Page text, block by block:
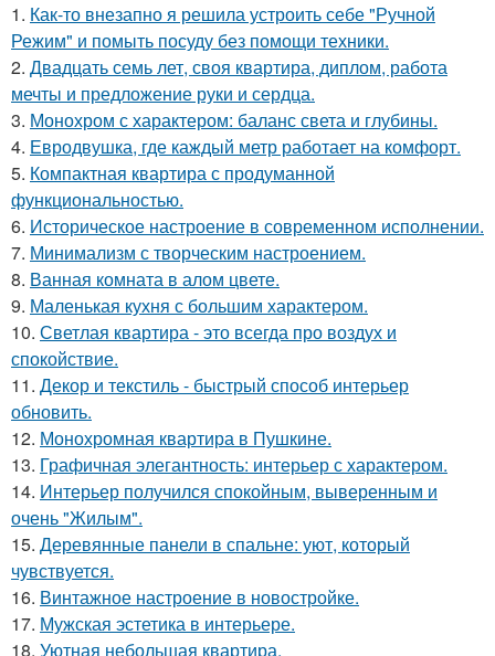
1. Как-то внезапно я решила устроить себе "Ручной
Режим" и помыть посуду без помощи техники.
2. Двадцать семь лет, своя квартира, диплом, работа
мечты и предложение руки и сердца.
3. Монохром с характером: баланс света и глубины.
4. Евродвушка, где каждый метр работает на комфорт.
5. Компактная квартира с продуманной
функциональностью.
6. Историческое настроение в современном исполнении.
7. Минимализм с творческим настроением.
8. Ванная комната в алом цвете.
9. Маленькая кухня с большим характером.
10. Светлая квартира - это всегда про воздух и
спокойствие.
11. Декор и текстиль - быстрый способ интерьер
обновить.
12. Монохромная квартира в Пушкине.
13. Графичная элегантность: интерьер с характером.
14. Интерьер получился спокойным, выверенным и
очень "Жилым".
15. Деревянные панели в спальне: уют, который
чувствуется.
16. Винтажное настроение в новостройке.
17. Мужская эстетика в интерьере.
18. Уютная небольшая квартира.